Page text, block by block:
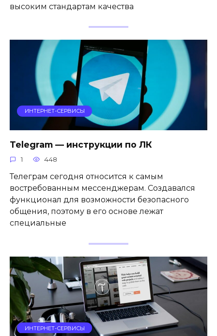
высоким стандартам качества
ИНТЕРНЕТ-СЕРВИСЫ
Telegram — инструкции по ЛК
1 448
Телеграм сегодня относится к самым
востребованным мессенджерам. Создавался
функционал для возможности безопасного
общения, поэтому в его основе лежат
специальные
ИНТЕРНЕТ-СЕРВИСЫ